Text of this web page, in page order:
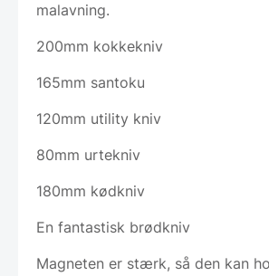
malavning.
200mm kokkekniv
165mm santoku
120mm utility kniv
80mm urtekniv
180mm kødkniv
En fantastisk brødkniv
Magneten er stærk, så den kan